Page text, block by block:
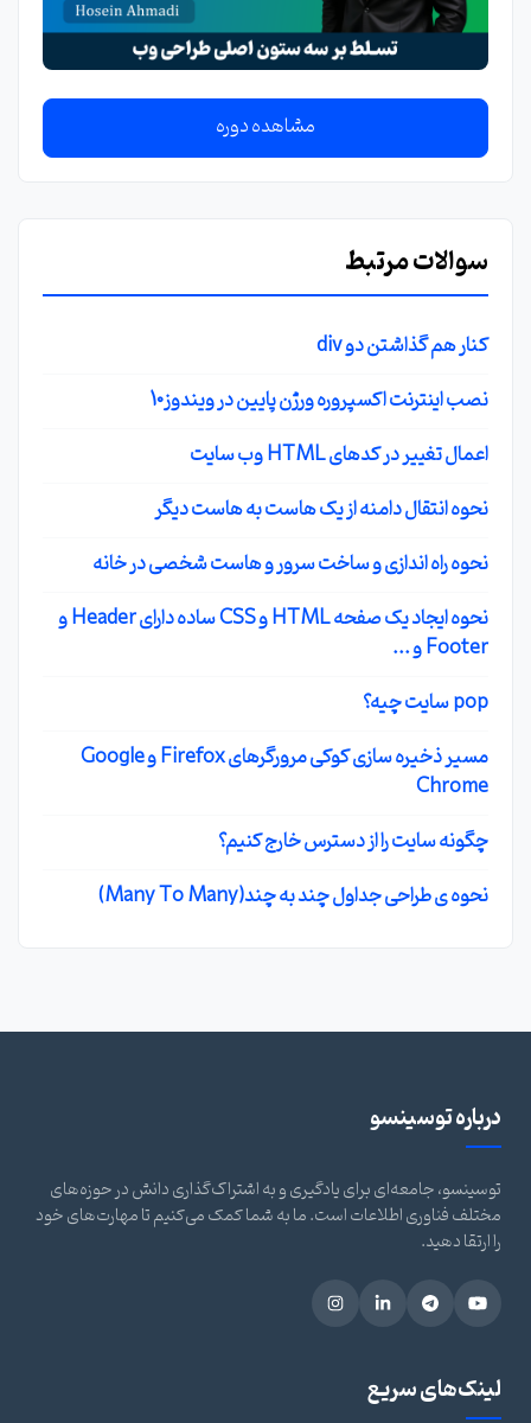
مشاهده دوره
سوالات مرتبط
کنار هم گذاشتن دو div
نصب اینترنت اکسپروره ورژن پایین در ویندوز10
اعمال تغییر در کدهای HTML وب سایت
نحوه انتقال دامنه از یک هاست به هاست دیگر
نحوه راه اندازی و ساخت سرور و هاست شخصی در خانه
نحوه ایجاد یک صفحه HTML و CSS ساده دارای Header و
Footer و ...
pop سایت چیه؟
مسیر ذخیره سازی کوکی مرورگرهای Firefox و Google
Chrome
چگونه سایت را از دسترس خارج کنیم؟
نحوه ی طراحی جداول چند به چند(Many To Many)
درباره توسینسو
توسینسو، جامعه‌ای برای یادگیری و به اشتراک‌گذاری دانش در حوزه‌های
مختلف فناوری اطلاعات است. ما به شما کمک می‌کنیم تا مهارت‌های خود
را ارتقا دهید.
لینک‌های سریع